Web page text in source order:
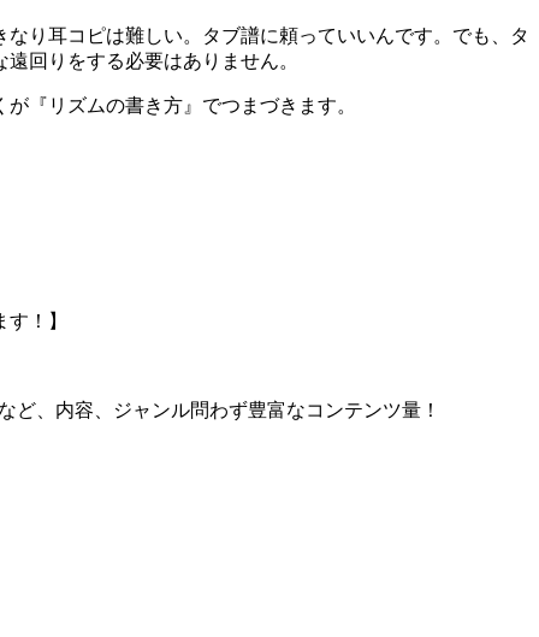
り耳コピは難しい。タブ譜に頼っていいんです。でも、タ
回りをする必要はありません。
『リズムの書き方』でつまづきます。
！】
ど、内容、ジャンル問わず豊富なコンテンツ量！